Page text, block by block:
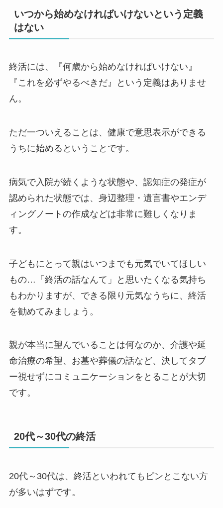
いつから始めなければいけないという定義
はない
終活には、『何歳から始めなければいけない』
『これを必ずやるべきだ』という定義はありませ
ん。
ただ一ついえることは、健康で意思表示ができる
うちに始めるということです。
病気で入院が続くような状態や、認知症の発症が
認められた状態では、身辺整理・遺言書やエンデ
ィングノートの作成などは非常に難しくなりま
す。
子どもにとって親はいつまでも元気でいてほしい
もの…「終活の話なんて」と思いたくなる気持ち
もわかりますが、できる限り元気なうちに、終活
を勧めてみましょう。
親が本当に望んでいることは何なのか、介護や延
命治療の希望、お墓や葬儀の話など、決してタブ
ー視せずにコミュニケーションをとることが大切
です。
20代～30代の終活
20代～30代は、終活といわれてもピンとこない方
が多いはずです。